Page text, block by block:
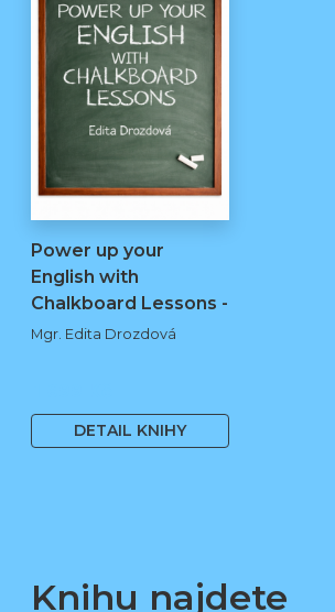
Power up your
English with
Chalkboard Lessons -
…
Mgr. Edita Drozdová
DETAIL KNIHY
Knihu najdete